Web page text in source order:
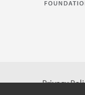
Privacy